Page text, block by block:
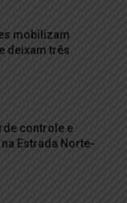
mobilizam
deixam três
controle e
Estrada Norte-